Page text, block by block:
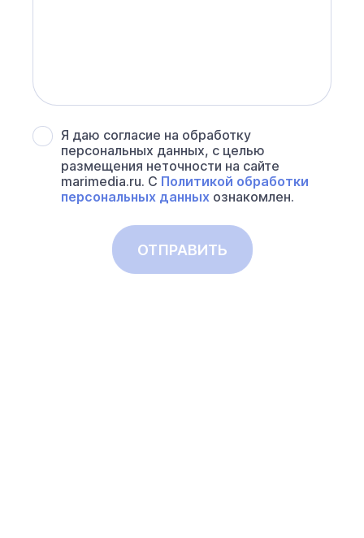
Я даю согласие на обработку
персональных данных, с целью
размещения неточности на сайте
marimedia.ru. С Политикой обработки
персональных данных ознакомлен.
ОТПРАВИТЬ